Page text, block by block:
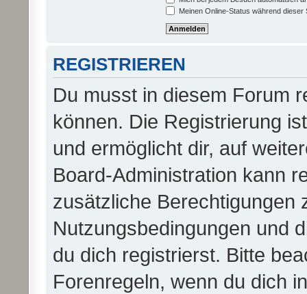
Meinen Online-Status während dieser
REGISTRIEREN
Du musst in diesem Forum
können. Die Registrierung
und ermöglicht dir, auf
Board-Administration kann
zusätzliche Berechtigungen
Nutzungsbedingungen und
du dich registrierst. Bitte
Forenregeln, wenn du dich